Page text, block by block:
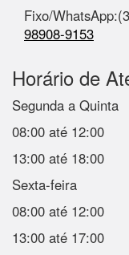
Fixo/
98908-9153
Horário de
Segunda a Quinta
08:00 até 12:00
13:00 até 18:00
Sexta-feira
08:00 até 12:00
13:00 até 17:00